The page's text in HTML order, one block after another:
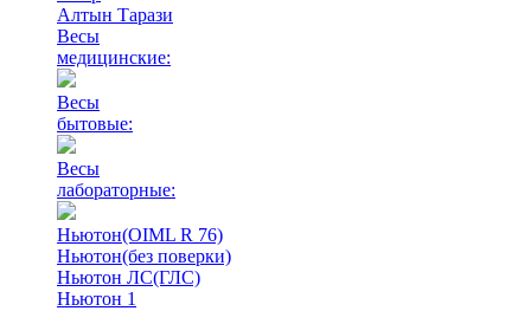
Алтын Тарази
Весы
медицинские:
Весы
бытовые:
Весы
лабораторные:
Ньютон(OIML R 76)
Ньютон(без поверки)
Ньютон ЛС(ГЛС)
Ньютон 1